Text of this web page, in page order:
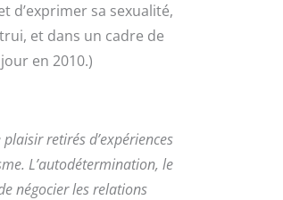
d’exprimer sa sexualité,
et dans un cadre de
en 2010.)
retirés d’expériences
L’autodétermination, le
négocier les relations